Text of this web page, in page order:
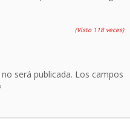
(Visto 118 veces)
será publicada. Los campos